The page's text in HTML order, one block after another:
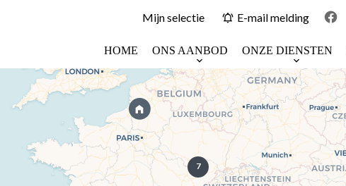
Mijn selectie E-mail melding
HOME ONS AANBOD ONZE DIENSTEN
7